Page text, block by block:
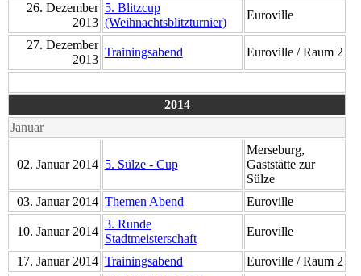
26. Dezember
2013
5. Blitzcup
(Weihnachtsblitzturnier)
Euroville
27. Dezember
2013
Trainingsabend Euroville / Raum 2
2014
Januar
02. Januar 2014 5. Sülze - Cup
Merseburg,
Gaststätte zur
Sülze
03. Januar 2014 Themen Abend Euroville
10. Januar 2014
3. Runde
Stadtmeisterschaft
Euroville
17. Januar 2014 Trainingsabend Euroville / Raum 2